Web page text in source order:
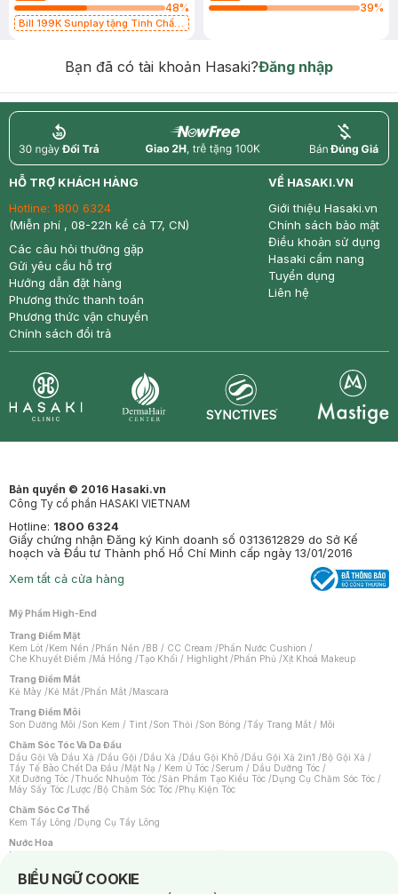
48%
Bill 199K Sunplay tặng Tinh Chất
39%
Bạn đã có tài khoản Hasaki?Đăng nhập
return nowfree price
HỖ TRỢ KHÁCH HÀNG
Hotline: 1800 6324
(Miễn phí , 08-22h kể cả T7, CN)
Các câu hỏi thường gặp
Gửi yêu cầu hỗ trợ
Hướng dẫn đặt hàng
Phương thức thanh toán
Phương thức vận chuyển
Chính sách đổi trả
VỀ HASAKI.VN
Giới thiệu Hasaki.vn
Chính sách bảo mật
Điều khoản sử dụng
Hasaki cẩm nang
Tuyển dụng
Liên hệ
Bản quyền © 2016 Hasaki.vn
Công Ty cổ phần HASAKI VIETNAM
Hotline: 1800 6324
Giấy chứng nhận Đăng ký Kinh doanh số 0313612829 do Sở Kế
hoạch và Đầu tư Thành phố Hồ Chí Minh cấp ngày 13/01/2016
Xem tất cả cửa hàng
Mỹ Phẩm High-End
Trang Điểm Mặt
Kem Lót /Kem Nền /Phấn Nền /BB / CC Cream /Phấn Nước Cushion /
Che Khuyết Điểm /Má Hồng /Tạo Khối / Highlight /Phấn Phủ /Xịt Khoá Makeup
Trang Điểm Mắt
Kẻ Mày /Kẻ Mắt /Phấn Mắt /Mascara
Trang Điểm Môi
Son Dưỡng Môi /Son Kem / Tint /Son Thỏi /Son Bóng /Tẩy Trang Mắt / Môi
Chăm Sóc Tóc Và Da Đầu
Dầu Gội Và Dầu Xả /Dầu Gội /Dầu Xả /Dầu Gội Khô /Dầu Gội Xả 2in1 /Bộ Gội Xả /
Tẩy Tế Bào Chết Da Đầu /Mặt Nạ / Kem Ủ Tóc /Serum / Dầu Dưỡng Tóc /
Xịt Dưỡng Tóc /Thuốc Nhuộm Tóc /Sản Phẩm Tạo Kiểu Tóc /Dụng Cụ Chăm Sóc Tóc /
Máy Sấy Tóc /Lược /Bộ Chăm Sóc Tóc /Phụ Kiện Tóc
Chăm Sóc Cơ Thể
Kem Tẩy Lông /Dụng Cụ Tẩy Lông
Nước Hoa
Nước Hoa Nữ
Chăm Sóc Cá Nhân
BIỂU NGỮ COOKIE
Notice about cookies usage